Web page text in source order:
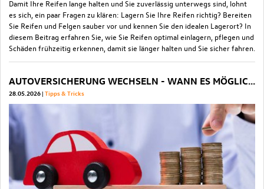
Damit Ihre Reifen lange halten und Sie zuverlässig unterwegs sind, lohnt
es sich, ein paar Fragen zu klären: Lagern Sie Ihre Reifen richtig? Bereiten
Sie Reifen und Felgen sauber vor und kennen Sie den idealen Lagerort? In
diesem Beitrag erfahren Sie, wie Sie Reifen optimal einlagern, pflegen und
Schäden frühzeitig erkennen, damit sie länger halten und Sie sicher fahren.
AUTOVERSICHERUNG WECHSELN - WANN ES MÖGLICH IST UND SICH LOHNT
28.05.2026 Tipps & Tricks